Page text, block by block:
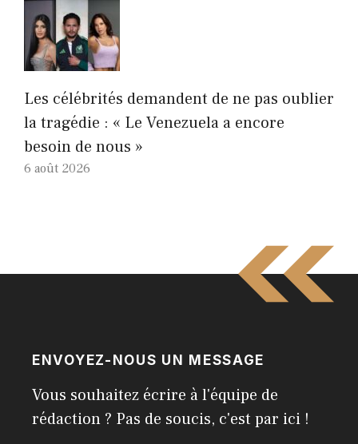
Les célébrités demandent de ne pas oublier
la tragédie : « Le Venezuela a encore
besoin de nous »
6 août 2026
ENVOYEZ-NOUS UN MESSAGE
Vous souhaitez écrire à l'équipe de
rédaction ? Pas de soucis, c'est par ici !